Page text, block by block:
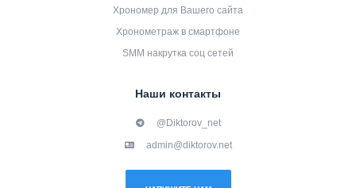
Хрономер для Вашего сайта
Хронометраж в смартфоне
SMM накрутка соц сетей
Наши контакты
@Diktorov_net
admin@diktorov.net